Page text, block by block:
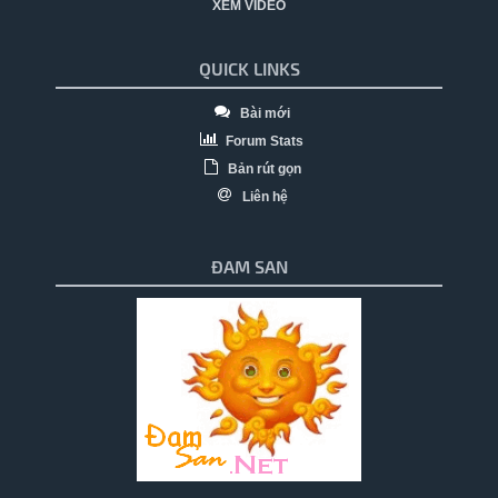
XEM VIDEO
QUICK LINKS
Bài mới
Forum Stats
Bản rút gọn
Liên hệ
ĐAM SAN